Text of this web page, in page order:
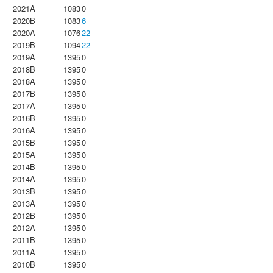
2021A
10830
2020B
10836
2020A
107622
2019B
109422
2019A
13950
2018B
13950
2018A
13950
2017B
13950
2017A
13950
2016B
13950
2016A
13950
2015B
13950
2015A
13950
2014B
13950
2014A
13950
2013B
13950
2013A
13950
2012B
13950
2012A
13950
2011B
13950
2011A
13950
2010B
13950